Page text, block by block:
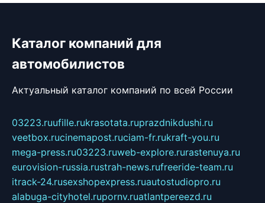
Каталог компаний для
автомобилистов
Актуальный каталог компаний по всей России
03223.ruufille.rukrasotata.ruprazdnikdushi.ru
veetbox.rucinemapost.ruciam-fr.rukraft-you.ru
mega-press.ru03223.ruweb-explore.rurastenuya.ru
eurovision-russia.rustrah-news.rufreeride-team.ru
itrack-24.rusexshopexpress.ruautostudiopro.ru
alabuga-cityhotel.rupornv.ruatlantpereezd.ru